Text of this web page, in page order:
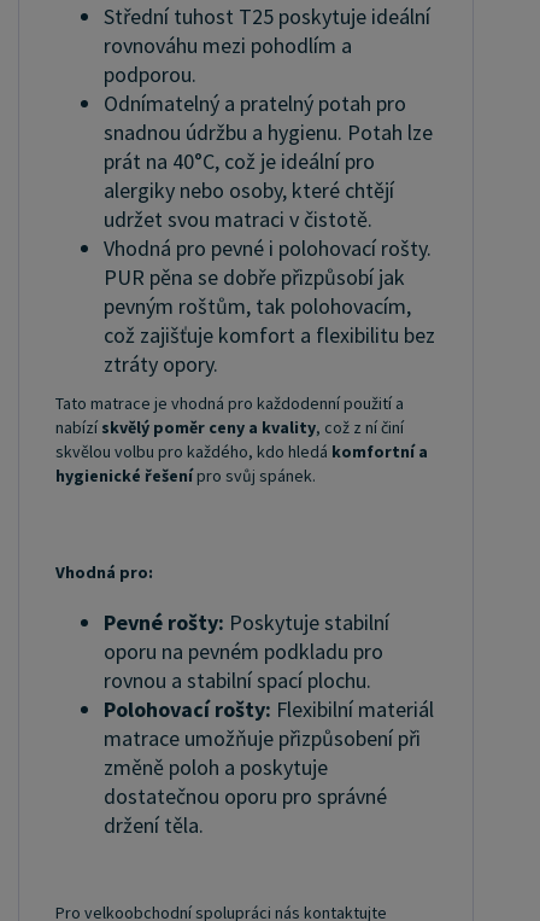
Střední tuhost T25 poskytuje ideální
rovnováhu mezi pohodlím a
podporou.
Odnímatelný a pratelný potah pro
snadnou údržbu a hygienu. Potah lze
prát na 40°C, což je ideální pro
alergiky nebo osoby, které chtějí
udržet svou matraci v čistotě.
Vhodná pro pevné i polohovací rošty.
PUR pěna se dobře přizpůsobí jak
pevným roštům, tak polohovacím,
což zajišťuje komfort a flexibilitu bez
ztráty opory.
Tato matrace je vhodná pro každodenní použití a
nabízí skvělý poměr ceny a kvality, což z ní činí
skvělou volbu pro každého, kdo hledá komfortní a
hygienické řešenípro svůj spánek.
Vhodná pro:
Pevné rošty: Poskytuje stabilní
oporu na pevném podkladu pro
rovnou a stabilní spací plochu.
Polohovací rošty: Flexibilní materiál
matrace umožňuje přizpůsobení při
změně poloh a poskytuje
dostatečnou oporu pro správné
držení těla.
Pro velkoobchodní spolupráci nás kontaktujte